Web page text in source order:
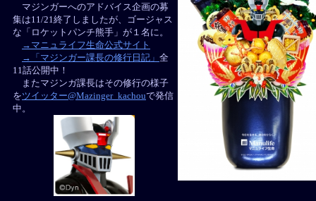
マジンガーへのアドバイス企画の募
集は11/21終了しましたが、ゴージャス
な「ロケットパンチ熊手」が１名に。
→マニュライフ生命公式サイト
→「マジンガー課長の修行日記」 全
11話公開中！
またマジンガ課長はその修行の様子
をツイッター@Mazinger_kachouで発信
中。